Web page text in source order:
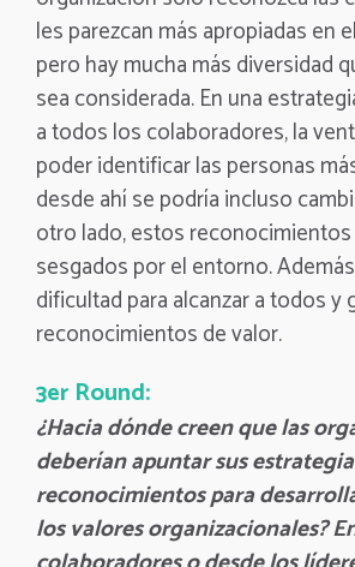
les parezcan más apropiadas en
pero hay mucha más diversidad
sea considerada. En una
a todos los colaboradores, la
poder identificar las personas
desde ahí se podría incluso
otro lado, estos
sesgados por el entorno.
dificultad para alcanzar a todos y
reconocimientos de valor.
3er Round:
¿Hacia dónde creen que las
deberían apuntar sus
reconocimientos para
los valores organizacionales?